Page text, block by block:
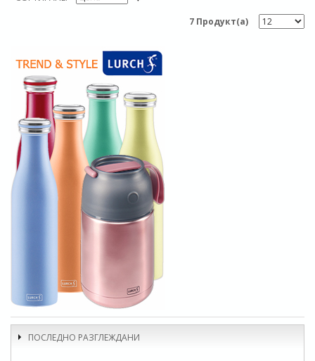
7 Продукт(а)
ПОСЛЕДНО РАЗГЛЕЖДАНИ